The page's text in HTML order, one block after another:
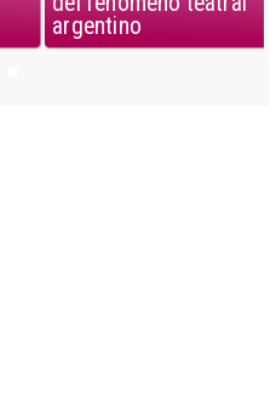
argentino